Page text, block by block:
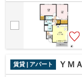
ット付きの物件です。千葉
賃貸 | アパート ＹＭ